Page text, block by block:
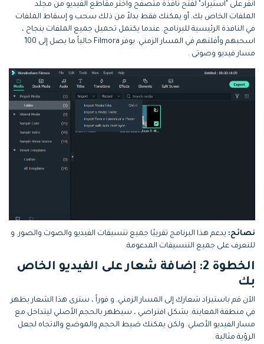
انقر على "استيراد" لفتح نافذة متصفح واختر مقاطع الفيديو من مجلد
الملفات الخاص بك. أو يمكنك فقط بدلاً من ذلك سحب و إسقاط الملفات
في النافذة الرئيسية للبرنامج. عندما يكتمل تحميل جميع الملفات بنجاح ،
اسحبهم وأفلتهم في المسار الزمني. يوفر Filmora حالياً ما يصل إلى 100
مسار فيديو وصوتى .
نصائح: يدعم هذا البرنامج تقريبًا جميع تنسيقات الفيديو والصوت والصور. و
للتعرف على جميع التنسيقات المدعومة.
الخطوة 2: إضافة شعار على الفيديو الخاص
بك
الآن قم باستيراد شعارك إلى المسار الزمني. و فوراً ، سترى هذا الشعار يظهر
في منطقة المعاينة. بشكل افتراضي ، سيظهر بالحجم الأصلي ليتداخل مع
مسار الفيديو الأصلي. ولكن يمكنك ضبط الحجم والموضع والاتجاه لجعل
الرؤية مثالية .